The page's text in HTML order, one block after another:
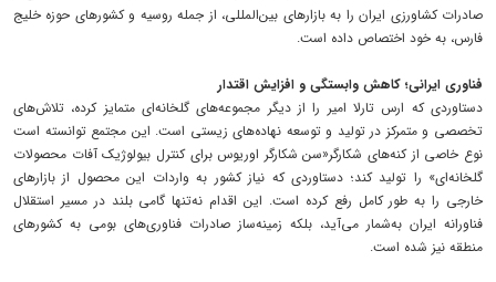
صادرات کشاورزی ایران را به بازارهای بین‌المللی، از جمله روسیه و کشورهای حوزه خلیج
فارس، به خود اختصاص داده است.
فناوری ایرانی؛ کاهش وابستگی و افزایش اقتدار
دستاوردی که ارس تارلا امیر را از دیگر مجموعه‌های گلخانه‌ای متمایز کرده، تلاش‌های
تخصصی و متمرکز در تولید و توسعه نهاده‌های زیستی است. این مجتمع توانسته است
نوع خاصی از کنه‌های شکارگر«سن شکارگر اوریوس برای کنترل بیولوژیک آفات محصولات
گلخانه‌ای» را تولید کند؛ دستاوردی که نیاز کشور به واردات این محصول از بازارهای
خارجی را به طور کامل رفع کرده است. این اقدام نه‌تنها گامی بلند در مسیر استقلال
فناورانه ایران به‌شمار می‌آید، بلکه زمینه‌ساز صادرات فناوری‌های بومی به کشورهای
منطقه نیز شده است.